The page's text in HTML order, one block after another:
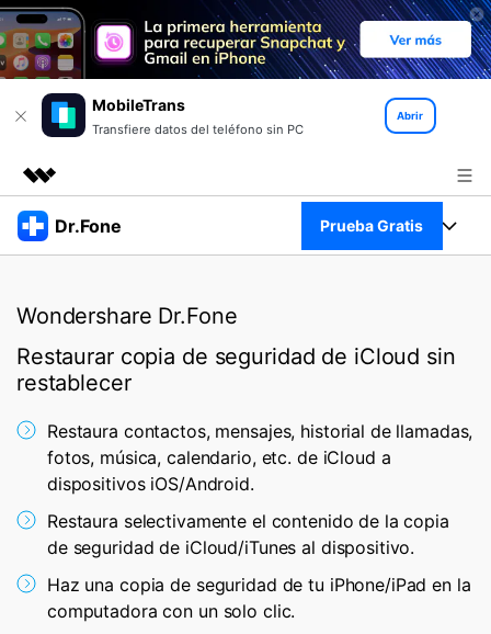
MobileTrans
Transfiere datos del teléfono sin PC
Abrir
Productos destacados
Resumen
Soluciones
Sala de prensa
Tienda
Dr.Fone Prueba Gratis
Productos
Para PC
Para Celular
Herramientas Online
Descubre lo mejor de Dr.Fone
Guías
Transferencia de Datos
Gestor de Datos
Reparación de Móviles
Desbloqueo FRP en Android 16
Iniciar sesión
Wondershare Dr.Fone
Restaurar copia de seguridad de iCloud sin
restablecer
Restaura contactos, mensajes, historial de llamadas,
fotos, música, calendario, etc. de iCloud a
dispositivos iOS/Android.
Restaura selectivamente el contenido de la copia
de seguridad de iCloud/iTunes al dispositivo.
Haz una copia de seguridad de tu iPhone/iPad en la
computadora con un solo clic.